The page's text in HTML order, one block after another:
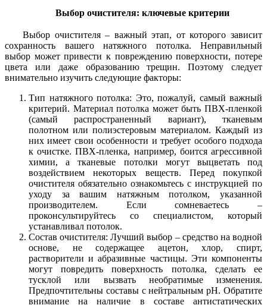
Выбор очистителя: ключевые критерии
Выбор очистителя – важный этап, от которого зависит
сохранность вашего натяжного потолка. Неправильный
выбор может привести к повреждению поверхности, потере
цвета или даже образованию трещин. Поэтому следует
внимательно изучить следующие факторы:
Тип натяжного потолка: Это, пожалуй, самый важный
критерий. Материал потолка может быть ПВХ-пленкой
(самый распространенный вариант), тканевым
полотном или полиэстеровым материалом. Каждый из
них имеет свои особенности и требует особого подхода
к очистке. ПВХ-пленка, например, боится агрессивной
химии, а тканевые потолки могут выцветать под
воздействием некоторых веществ. Перед покупкой
очистителя обязательно ознакомьтесь с инструкцией по
уходу за вашим натяжным потолком, указанной
производителем. Если сомневаетесь –
проконсультируйтесь со специалистом, который
устанавливал потолок.
Состав очистителя: Лучший выбор – средство на водной
основе, не содержащее ацетон, хлор, спирт,
растворители и абразивные частицы. Эти компоненты
могут повредить поверхность потолка, сделать ее
тусклой или вызвать необратимые изменения.
Предпочтительны составы с нейтральным pH. Обратите
внимание на наличие в составе антистатических